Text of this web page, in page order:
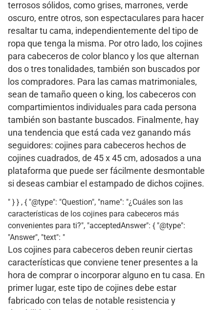
terrosos sólidos, como grises, marrones, verde
oscuro, entre otros, son espectaculares para hacer
resaltar tu cama, independientemente del tipo de
ropa que tenga la misma. Por otro lado, los cojines
para cabeceros de color blanco y los que alternan
dos o tres tonalidades, también son buscados por
los compradores. Para las camas matrimoniales,
sean de tamaño queen o king, los cabeceros con
compartimientos individuales para cada persona
también son bastante buscados. Finalmente, hay
una tendencia que está cada vez ganando más
seguidores: cojines para cabeceros hechos de
cojines cuadrados, de 45 x 45 cm, adosados a una
plataforma que puede ser fácilmente desmontable
si deseas cambiar el estampado de dichos cojines.
" } } , { "@type": "Question", "name": "¿Cuáles son las
características de los cojines para cabeceros más
convenientes para ti?", "acceptedAnswer": { "@type":
"Answer", "text": "
Los cojines para cabeceros deben reunir ciertas
características que conviene tener presentes a la
hora de comprar o incorporar alguno en tu casa. En
primer lugar, este tipo de cojines debe estar
fabricado con telas de notable resistencia y